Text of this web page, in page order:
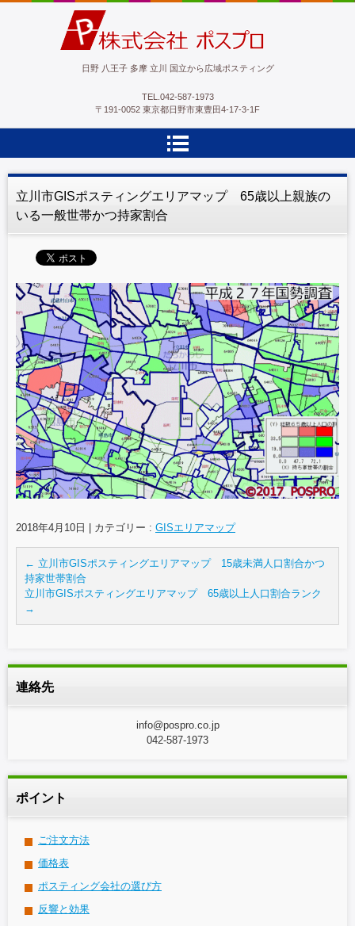
ポスプロ|GPSポスティング100％
日野 八王子 多摩 立川 国立から広域ポスティング
TEL. 042-587-1973
〒191-0052 東京都日野市東豊田4-17-3-1F
立川市GISポスティングエリアマップ 65歳以上親族の
いる一般世帯かつ持家割合
2018年4月10日 カテゴリー : GISエリアマップ
← 立川市GISポスティングエリアマップ 15歳未満人口割合かつ
持家世帯割合
立川市GISポスティングエリアマップ 65歳以上人口割合ランク
→
連絡先
info@pospro.co.jp
042-587-1973
ポイント
ご注文方法
価格表
ポスティング会社の選び方
反響と効果